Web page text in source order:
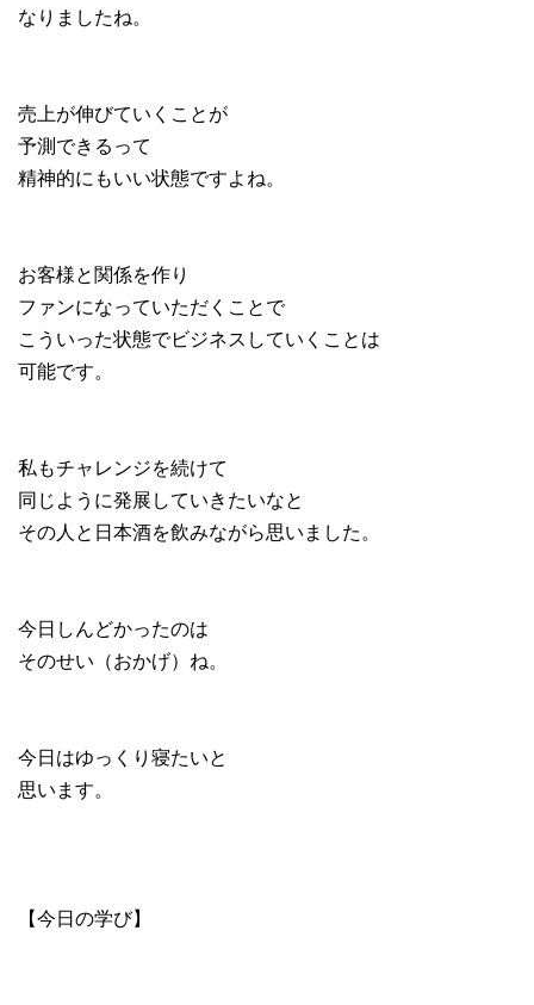
なりましたね。
売上が伸びていくことが
予測できるって
精神的にもいい状態ですよね。
お客様と関係を作り
ファンになっていただくことで
こういった状態でビジネスしていくことは
可能です。
私もチャレンジを続けて
同じように発展していきたいなと
その人と日本酒を飲みながら思いました。
今日しんどかったのは
そのせい（おかげ）ね。
今日はゆっくり寝たいと
思います。
【今日の学び】